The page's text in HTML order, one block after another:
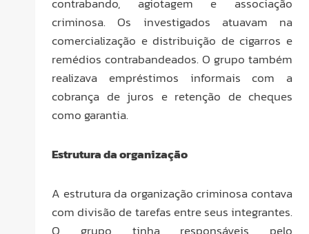
contrabando, agiotagem e associação
criminosa. Os investigados atuavam na
comercialização e distribuição de cigarros e
remédios contrabandeados. O grupo também
realizava empréstimos informais com a
cobrança de juros e retenção de cheques
como garantia.
Estrutura da organização
A estrutura da organização criminosa contava
com divisão de tarefas entre seus integrantes.